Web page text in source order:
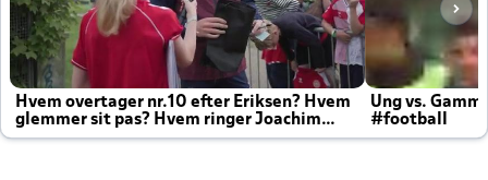
Hvem overtager nr.10 efter Eriksen? Hvem
glemmer sit pas? Hvem ringer Joachim
altid til efter kampe?
Ung vs.
#football